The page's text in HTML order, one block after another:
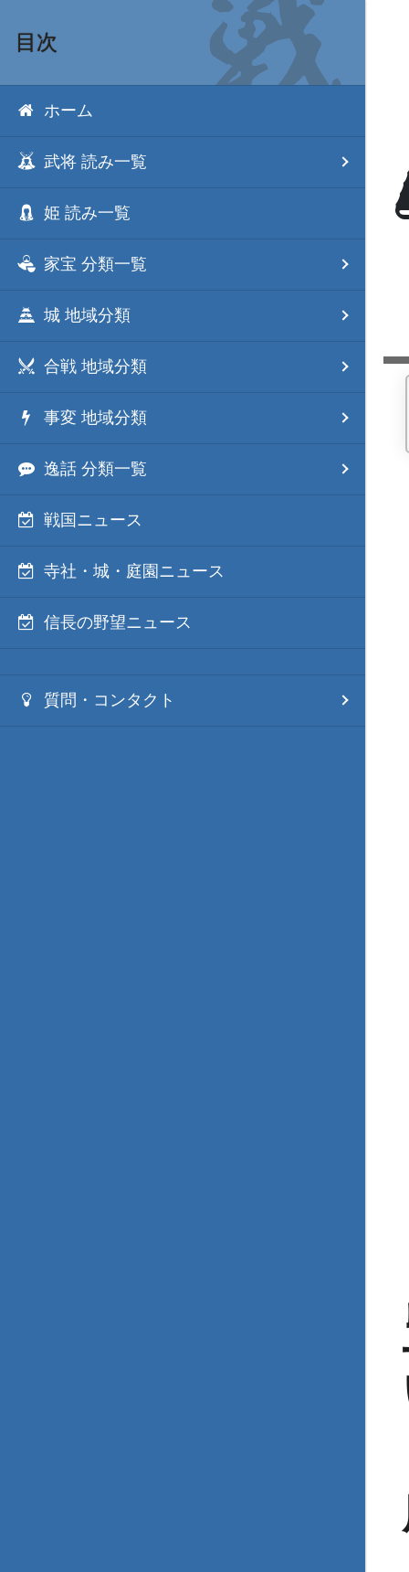
目次
ホーム
武将 読み一覧
姫 読み一覧
家宝 分類一覧
城 地域分類
合戦 地域分類
事変 地域分類
逸話 分類一覧
戦国ニュース
寺社・城・庭園ニュース
信長の野望ニュース
質問・コンタクト